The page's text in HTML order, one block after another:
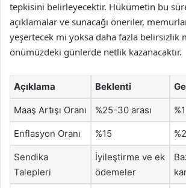
tepkisini belirleyecektir. Hükümetin bu
açıklamalar ve sunacağı öneriler,
yeşertecek mi yoksa daha fazla belirsizlik
önümüzdeki günlerde netlik kazanacaktır.
Açıklama Beklenti
Maaş Artışı Oranı %25-30 arası
Enflasyon Oranı %15
Sendika
Talepleri
İyileştirme ve ek
ödemeler